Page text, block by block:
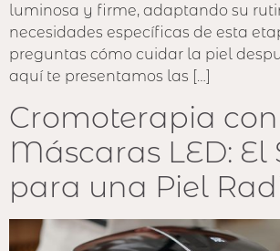
luminosa y firme, adaptando su
necesidades específicas de esta
preguntas cómo cuidar la piel
aquí te presentamos las […]
Cromoterapia con
Máscaras LED: El
para una Piel